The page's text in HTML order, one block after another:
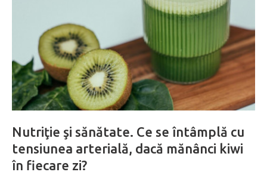
Nutriţie şi sănătate. Ce se întâmplă cu
tensiunea arterială, dacă mănânci kiwi
în fiecare zi?